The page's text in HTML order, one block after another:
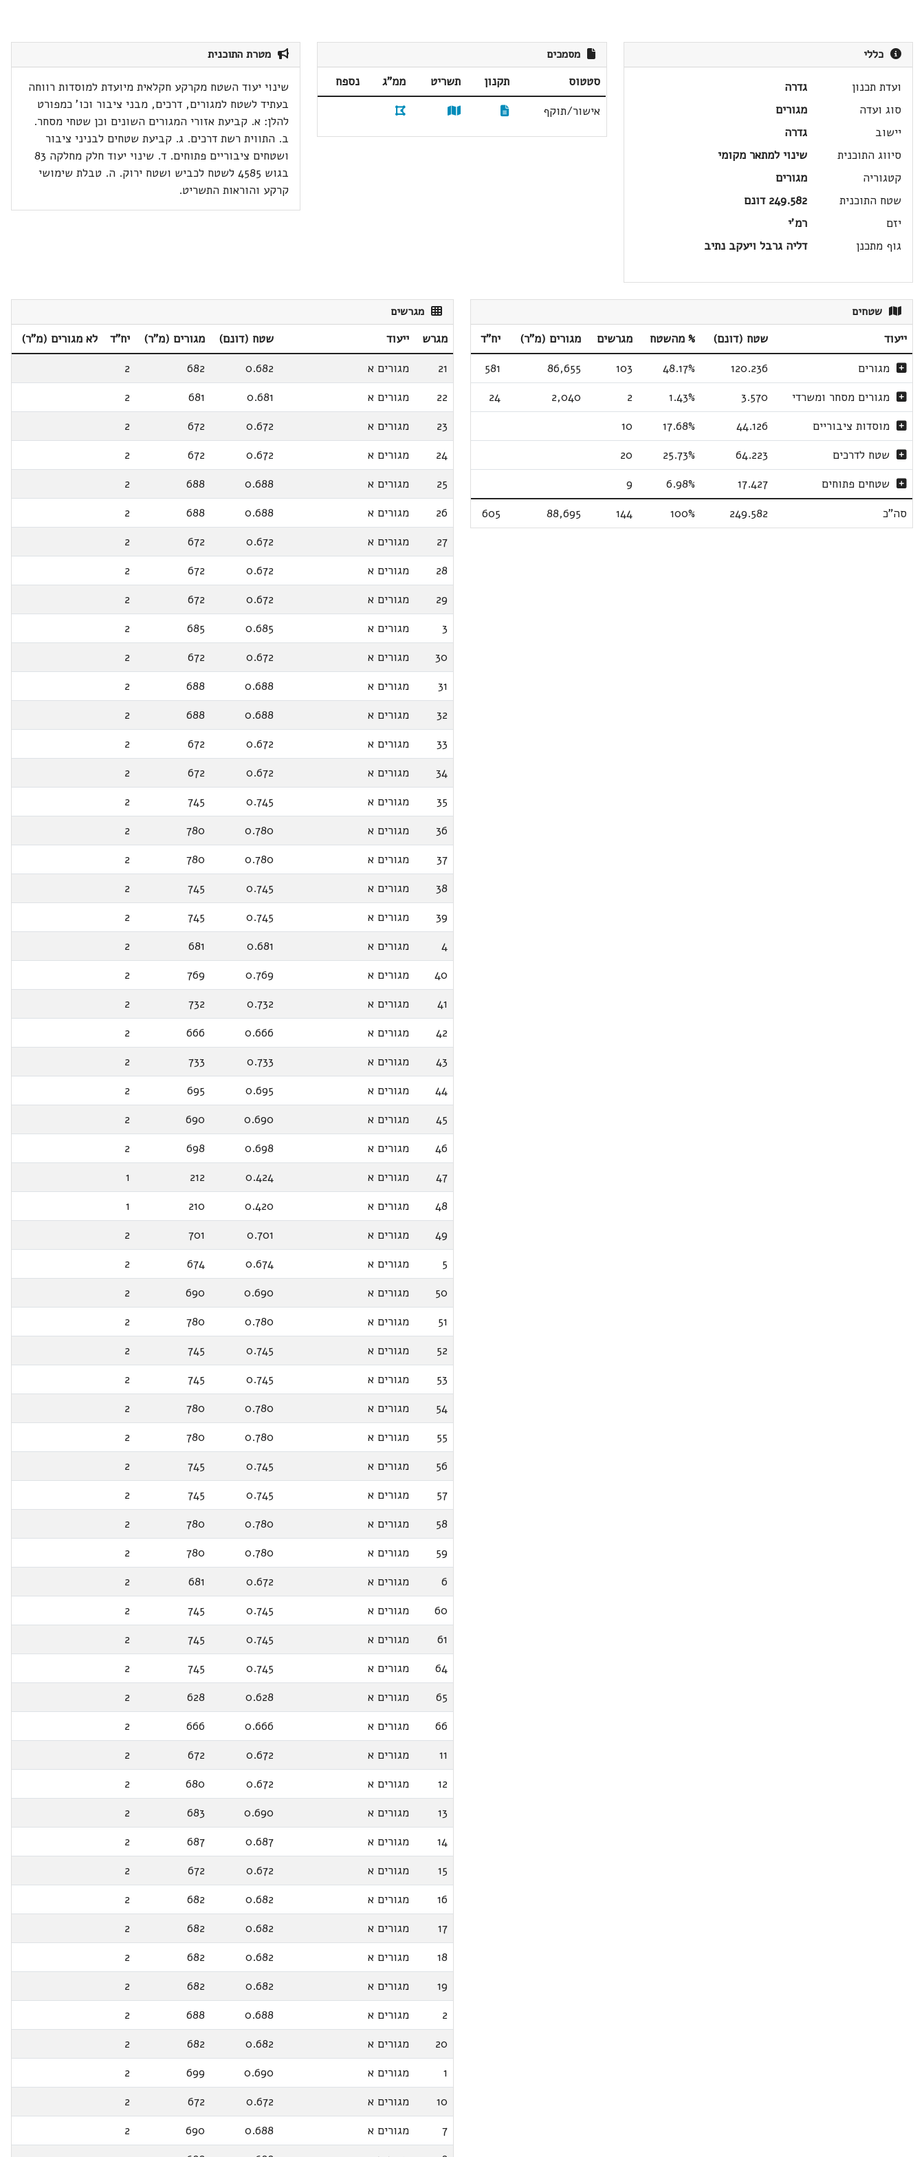
כללי
ועדת תכנון
גדרה
סוג ועדה
מגורים
יישוב
גדרה
סיווג התוכנית
שינוי למתאר מקומי
קטגוריה
מגורים
שטח התוכנית
249.582 דונם
יזם
רמ'י
גוף מתכנן
דליה גרבל ויעקב נתיב
מסמכים
סטטוס תקנון תשריט ממ"ג
נספח
אישור/תוקף
מטרת התוכנית
שינוי יעוד השטח מקרקע חקלאית מיועדת למוסדות רווחה
בעתיד לשטח למגורים, דרכים, מבני ציבור וכו' כמפורט
להלן: א. קביעת אזורי המגורים השונים וכן שטחי מסחר.
ב. התווית רשת דרכים. ג. קביעת שטחים לבניני ציבור
ושטחים ציבוריים פתוחים. ד. שינוי יעוד חלק מחלקה 83
בגוש 4585 לשטח לכביש ושטח ירוק. ה. טבלת שימושי
קרקע והוראות התשריט.
שטחים
ייעוד שטח (דונם) % מהשטח מגרשים מגורים (מ"ר)
יח"ד
מגורים
120.236
48.17%
103
86,655
581
מגורים מסחר ומשרדי
3.570
1.43%
2
2,040
24
מוסדות ציבוריים
44.126
17.68%
10
שטח לדרכים
64.223
25.73%
20
שטחים פתוחים
17.427
6.98%
9
סה"כ
249.582
100%
144
88,695
605
מגרשים
מגרש ייעוד שטח (דונם) מגורים (מ"ר) יח"ד
לא מגורים (מ"ר)
21
מגורים א 0.682
682
2
22
מגורים א 0.681
681
2
23
מגורים א 0.672
672
2
24
מגורים א 0.672
672
2
25
מגורים א 0.688
688
2
26
מגורים א 0.688
688
2
27
מגורים א 0.672
672
2
28
מגורים א 0.672
672
2
29
מגורים א 0.672
672
2
3
מגורים א 0.685
685
2
30
מגורים א 0.672
672
2
31
מגורים א 0.688
688
2
32
מגורים א 0.688
688
2
33
מגורים א 0.672
672
2
34
מגורים א 0.672
672
2
35
מגורים א 0.745
745
2
36
מגורים א 0.780
780
2
37
מגורים א 0.780
780
2
38
מגורים א 0.745
745
2
39
מגורים א 0.745
745
2
4
מגורים א 0.681
681
2
40
מגורים א 0.769
769
2
41
מגורים א 0.732
732
2
42
מגורים א 0.666
666
2
43
מגורים א 0.733
733
2
44
מגורים א 0.695
695
2
45
מגורים א 0.690
690
2
46
מגורים א 0.698
698
2
47
מגורים א 0.424
212
1
48
מגורים א 0.420
210
1
49
מגורים א 0.701
701
2
5
מגורים א 0.674
674
2
50
מגורים א 0.690
690
2
51
מגורים א 0.780
780
2
52
מגורים א 0.745
745
2
53
מגורים א 0.745
745
2
54
מגורים א 0.780
780
2
55
מגורים א 0.780
780
2
56
מגורים א 0.745
745
2
57
מגורים א 0.745
745
2
58
מגורים א 0.780
780
2
59
מגורים א 0.780
780
2
6
מגורים א 0.672
681
2
60
מגורים א 0.745
745
2
61
מגורים א 0.745
745
2
64
מגורים א 0.745
745
2
65
מגורים א 0.628
628
2
66
מגורים א 0.666
666
2
11
מגורים א 0.672
672
2
12
מגורים א 0.672
680
2
13
מגורים א 0.690
683
2
14
מגורים א 0.687
687
2
15
מגורים א 0.672
672
2
16
מגורים א 0.682
682
2
17
מגורים א 0.682
682
2
18
מגורים א 0.682
682
2
19
מגורים א 0.682
682
2
2
מגורים א 0.688
688
2
20
מגורים א 0.682
682
2
1
מגורים א 0.690
699
2
10
מגורים א 0.672
672
2
7
מגורים א 0.688
690
2